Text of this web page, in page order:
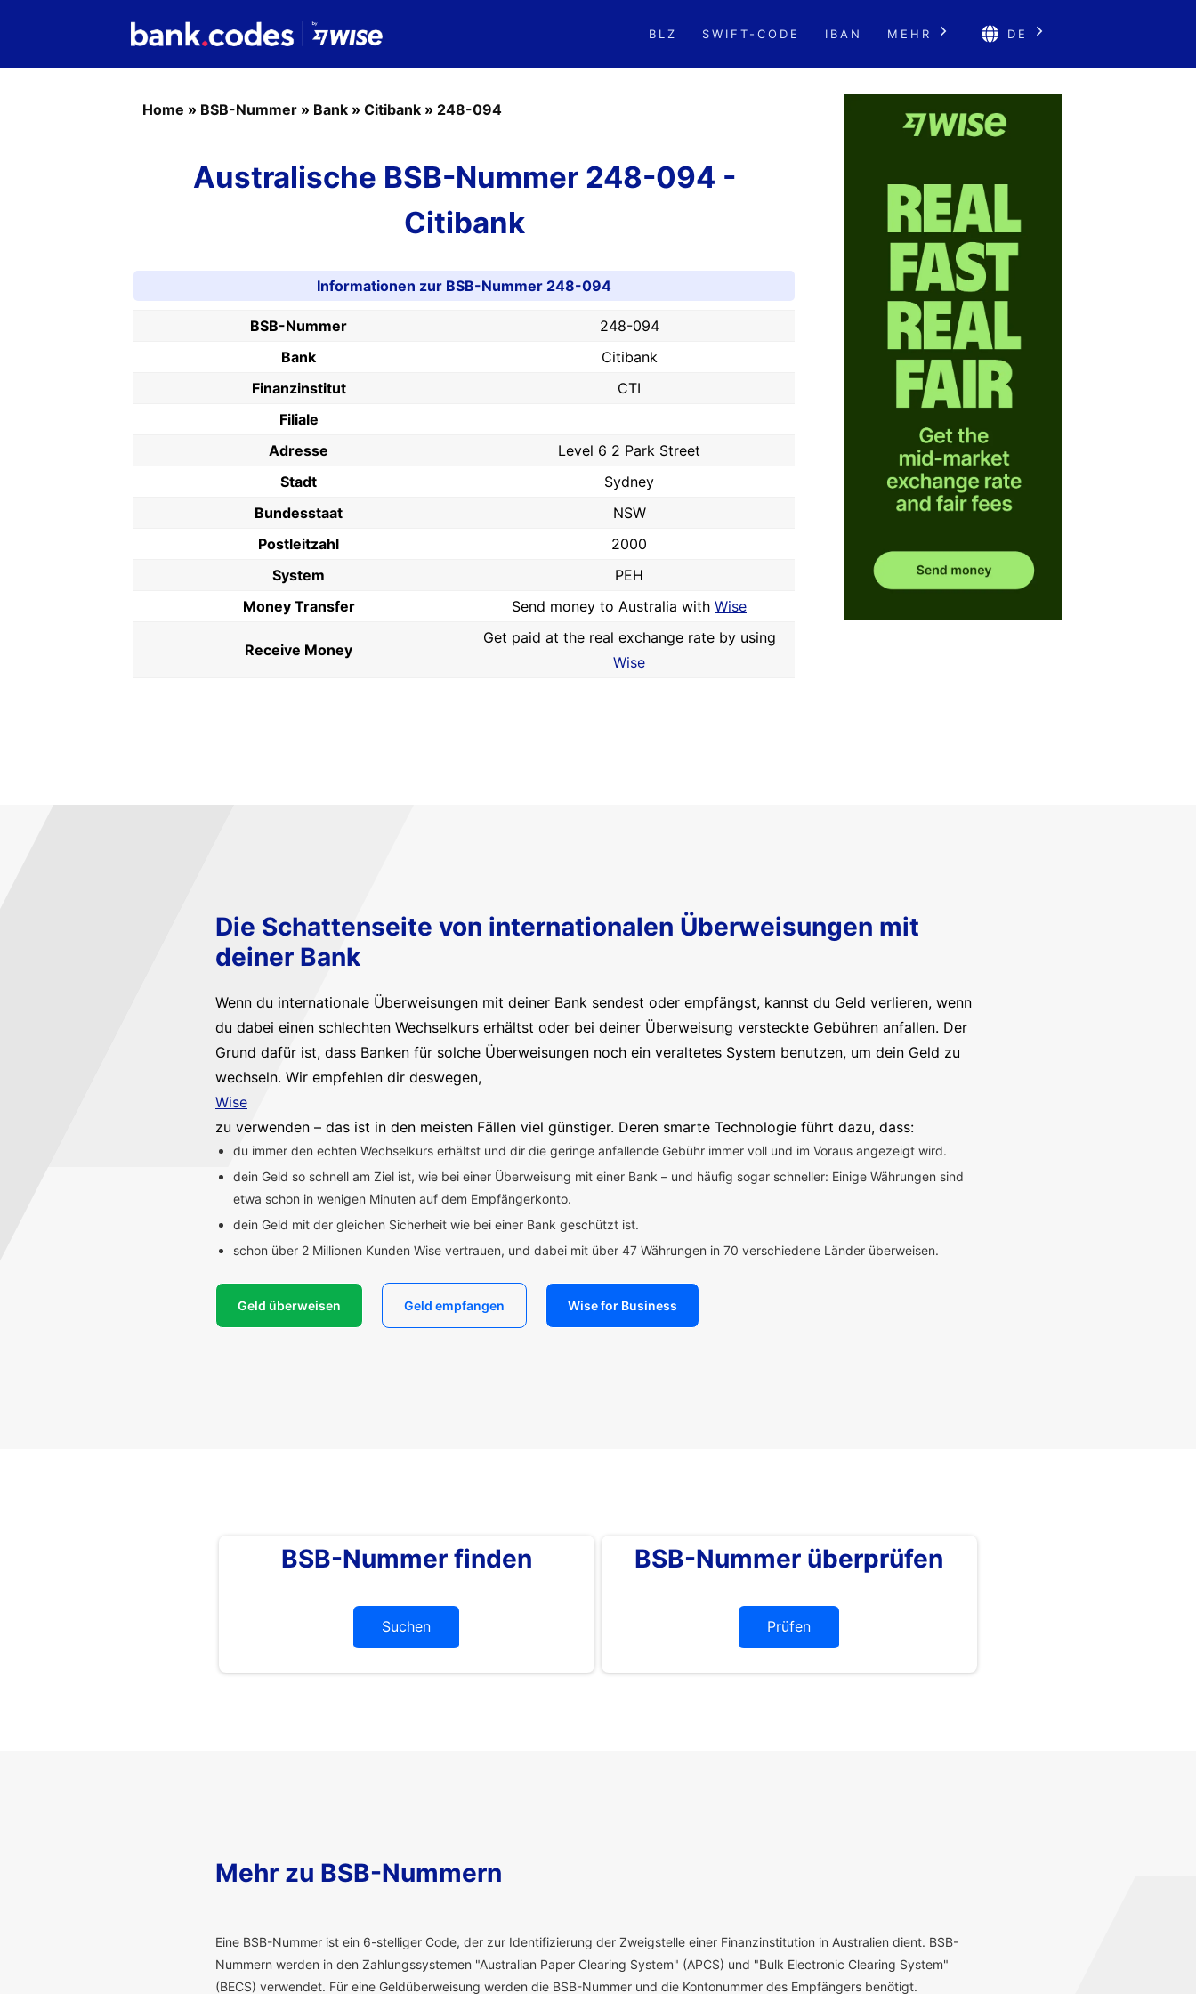
BLZ SWIFT-CODE IBAN MEHR DE
Home » BSB-Nummer » Bank » Citibank » 248-094
Australische BSB-Nummer 248-094 -
Citibank
Informationen zur BSB-Nummer 248-094
BSB-Nummer
248-094
Bank
Citibank
Finanzinstitut
CTI
Filiale
Adresse
Level 6 2 Park Street
Stadt
Sydney
Bundesstaat
NSW
Postleitzahl
2000
System
PEH
Money Transfer
Send money to Australia with Wise
Receive Money
Get paid at the real exchange rate by using
Wise
Die Schattenseite von internationalen Überweisungen mit
deiner Bank
Wenn du internationale Überweisungen mit deiner Bank sendest oder empfängst, kannst du Geld verlieren, wenn
du dabei einen schlechten Wechselkurs erhältst oder bei deiner Überweisung versteckte Gebühren anfallen. Der
Grund dafür ist, dass Banken für solche Überweisungen noch ein veraltetes System benutzen, um dein Geld zu
wechseln. Wir empfehlen dir deswegen,
Wise
zu verwenden – das ist in den meisten Fällen viel günstiger. Deren smarte Technologie führt dazu, dass:
du immer den echten Wechselkurs erhältst und dir die geringe anfallende Gebühr immer voll und im Voraus angezeigt wird.
dein Geld so schnell am Ziel ist, wie bei einer Überweisung mit einer Bank – und häufig sogar schneller: Einige Währungen sind
etwa schon in wenigen Minuten auf dem Empfängerkonto.
dein Geld mit der gleichen Sicherheit wie bei einer Bank geschützt ist.
schon über 2 Millionen Kunden Wise vertrauen, und dabei mit über 47 Währungen in 70 verschiedene Länder überweisen.
Geld überweisen Geld empfangen Wise for Business
BSB-Nummer finden
Suchen
BSB-Nummer überprüfen
Prüfen
Mehr zu BSB-Nummern
Eine BSB-Nummer ist ein 6-stelliger Code, der zur Identifizierung der Zweigstelle einer Finanzinstitution in Australien dient. BSB-
Nummern werden in den Zahlungssystemen "Australian Paper Clearing System" (APCS) und "Bulk Electronic Clearing System"
(BECS) verwendet. Für eine Geldüberweisung werden die BSB-Nummer und die Kontonummer des Empfängers benötigt.